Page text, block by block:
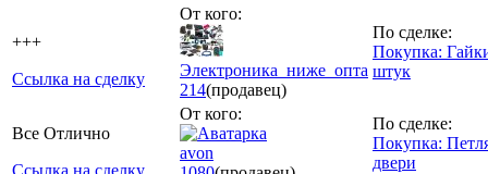
+++
Ссылка на сделку
От кого:
Электроника_ниже_опта
214(продавец)
По сделке:
Покупка:
штук
Все Отлично
Ссылка на сделку
От кого:
avon
По сделке:
Покупка:
двери